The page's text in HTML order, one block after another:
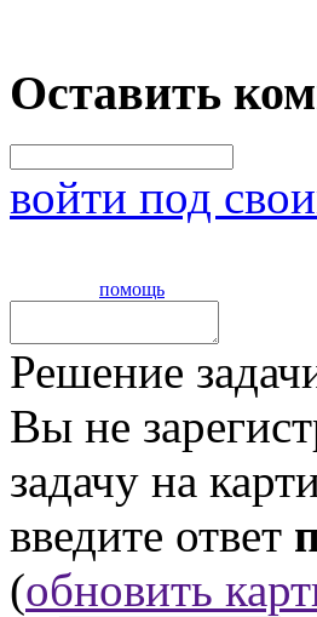
Оставить
войти под
помощь
Решение
Вы не
задачу на
введите ответ
(обновить